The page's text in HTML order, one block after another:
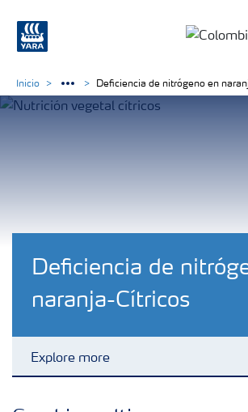
Deficiencia de
naranja-Cítricos
Explore more
Inicio Deficiencia de nitrógeno en